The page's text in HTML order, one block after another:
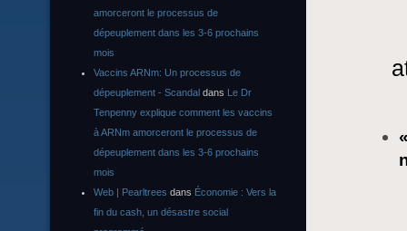
amorceront le processus de
dépeuplement dans les 3-6 prochains
mois
Vaccins ARNm: Un processus de
dépeuplement - Scandal dans Le Dr
Tenpenny explique comment les vaccins
à ARNm amorceront le processus de
dépeuplement dans les 3-6 prochains
mois
Web | Pearltrees dans Économie : Vers la
fin du cash, un désastre social